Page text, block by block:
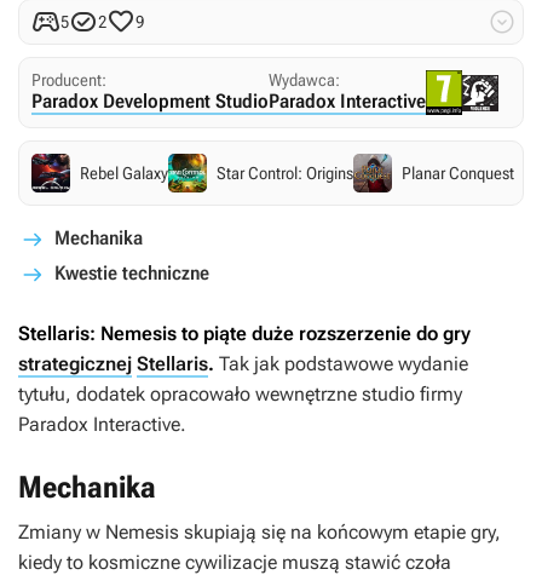
529 
Producent:
Paradox Development Studio
Wydawca:
Paradox Interactive
Rebel Galaxy Star Control: Origins Planar Conquest
Mechanika
Kwestie techniczne
Stellaris: Nemesis to piąte duże rozszerzenie do gry
strategicznej Stellaris. Tak jak podstawowe wydanie
tytułu, dodatek opracowało wewnętrzne studio firmy
Paradox Interactive.
Mechanika
Zmiany w Nemesis skupiają się na końcowym etapie gry,
kiedy to kosmiczne cywilizacje muszą stawić czoła